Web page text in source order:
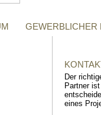
GEWERBLICHER
Der
Partner
eines